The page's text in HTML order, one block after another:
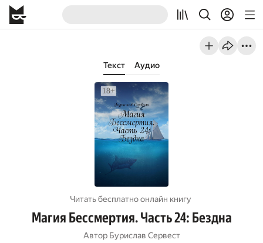
Текст Аудио
Читать бесплатно онлайн книгу
Магия Бессмертия. Часть 24: Бездна
Автор Бурислав Сервест